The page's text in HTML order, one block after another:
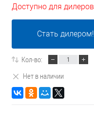
Доступно для дилеров
Стать дилером!
Кол-во:
Нет в наличии